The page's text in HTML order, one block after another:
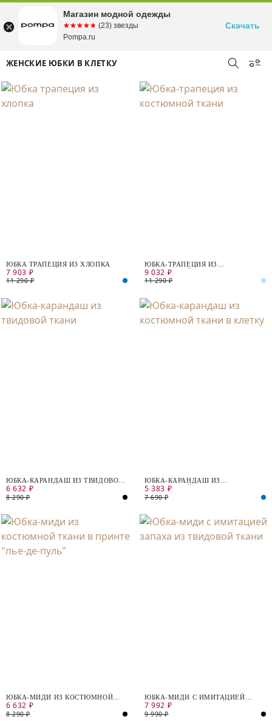
ЖЕНСКИЕ ЮБКИ В КЛЕТКУ
ЮБКА ТРАПЕЦИЯ ИЗ ХЛОПКА
7 903 ₽
11 290 ₽
ЮБКА-ТРАПЕЦИЯ ИЗ
КОСТЮМНОЙ ТКАНИ
9 032 ₽
11 290 ₽
ЮБКА-КАРАНДАШ ИЗ ТВИДОВОЙ
ТКАНИ
6 632 ₽
8 290 ₽
ЮБКА-КАРАНДАШ ИЗ
КОСТЮМНОЙ ТКАНИ В КЛЕТКУ
5 383 ₽
7 690 ₽
ЮБКА-МИДИ ИЗ КОСТЮМНОЙ
ТКАНИ В ПРИНТЕ "ПЬЕ-ДЕ-ПУЛЬ"
6 632 ₽
8 290 ₽
ЮБКА-МИДИ С ИМИТАЦИЕЙ
ЗАПАХА ИЗ ТВИДОВОЙ ТКАНИ
7 992 ₽
9 990 ₽
Магазин модной одежды
☆☆☆☆☆
★★★★★ (23) звезды
Pompa.ru
Скачать